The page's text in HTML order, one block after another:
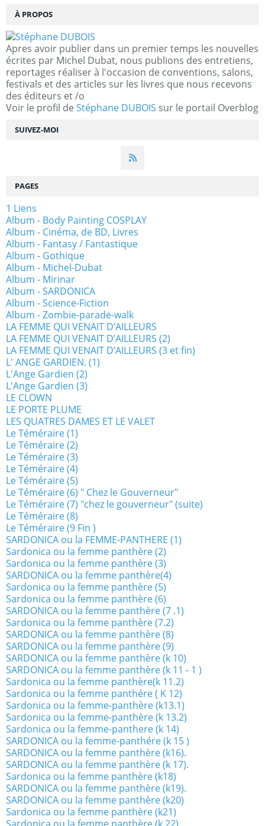
SUIVEZ-MOI
À PROPOS
Apres avoir publier dans un premier temps les nouvelles
écrites par Michel Dubat, nous publions des entretiens,
reportages réaliser à l'occasion de conventions, salons,
festivals et des articles sur les livres que nous recevons
des éditeurs et /o
Voir le profil de Stéphane DUBOIS sur le portail Overblog
PAGES
1 Liens
Album - Body Painting COSPLAY
Album - Cinéma, de BD, Livres
Album - Fantasy / Fantastique
Album - Gothique
Album - Michel-Dubat
Album - Mirinar
Album - SARDONICA
Album - Science-Fiction
Album - Zombie-parade-walk
LA FEMME QUI VENAIT D’AILLEURS
LA FEMME QUI VENAIT D’AILLEURS (2)
LA FEMME QUI VENAIT D’AILLEURS (3 et fin)
L' ANGE GARDIEN. (1)
L'Ange Gardien (2)
L'Ange Gardien (3)
LE CLOWN
LE PORTE PLUME
LES QUATRES DAMES ET LE VALET
Le Téméraire (1)
Le Téméraire (2)
Le Téméraire (3)
Le Téméraire (4)
Le Téméraire (5)
Le Téméraire (6) " Chez le Gouverneur"
Le Téméraire (7) "chez le gouverneur" (suite)
Le Téméraire (8)
Le Téméraire (9 Fin )
SARDONICA ou la FEMME-PANTHERE (1)
Sardonica ou la femme panthère (2)
Sardonica ou la femme panthère (3)
SARDONICA ou la femme panthère(4)
Sardonica ou la femme panthère (5)
Sardonica ou la femme panthère (6)
SARDONICA ou la femme panthère (7 .1)
Sardonica ou la femme panthère (7.2)
SARDONICA ou la femme panthère (8)
SARDONICA ou la femme panthère (9)
SARDONICA ou la femme panthère (k 10)
SARDONICA ou la femme panthère (k 11 - 1 )
Sardonica ou la femme panthère(k 11.2)
Sardonica ou la femme panthére ( K 12)
Sardonica ou la femme-panthère (k13.1)
Sardonica ou la femme-panthère (k 13.2)
Sardonica ou la femme-panthere (k 14)
SARDONICA ou la femme-panthére (k 15 )
SARDONICA ou la femme panthère (k16).
SARDONICA ou la femme panthère (k 17).
Sardonica ou la femme panthère (k18)
SARDONICA ou la femme panthère (k19).
SARDONICA ou la femme panthère (k20)
Sardonica ou la femme panthère (k21)